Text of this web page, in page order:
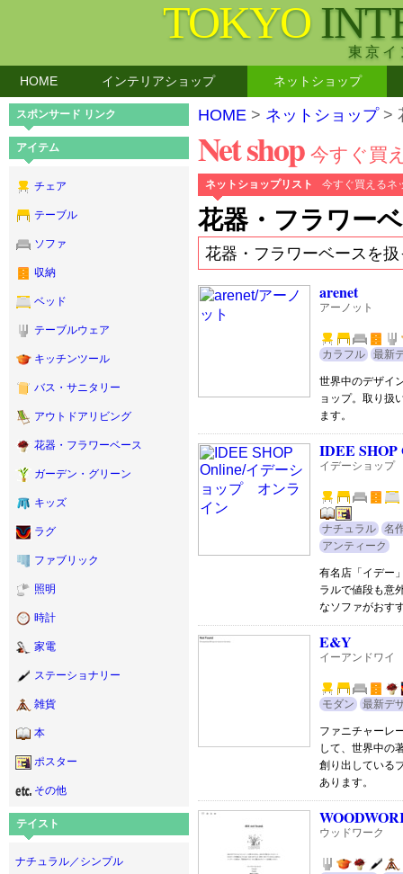
TOKYO
東京イ
HOME インテリアショップ ネットショップ
スポンサード リンク
アイテム
チェア
テーブル
ソファ
収納
ベッド
テーブルウェア
キッチンツール
バス・サニタリー
アウトドアリビング
花器・フラワーベース
ガーデン・グリーン
キッズ
ラグ
ファブリック
照明
時計
家電
ステーショナリー
雑貨
本
ポスター
その他
テイスト
ナチュラル／シンプル
HOME > ネットショップ>
Net shop 今すぐ買
ネットショップリスト 今すぐ買えるネ
花器・フラワー
花器・フラワーベースを
arenet
アーノット
カラフル 最新
世界中のデザイ
ョップ。取り扱
ます。
IDEE SHOP
イデーショップ
ナチュラル
名
アンティーク
有名店「イデー
ラルで値段も意
なソファがおす
E&Y
イーアンドワイ
モダン 最新デ
ファニチャーレ
して、世界中の
創り出している
あります。
ウッドワーク